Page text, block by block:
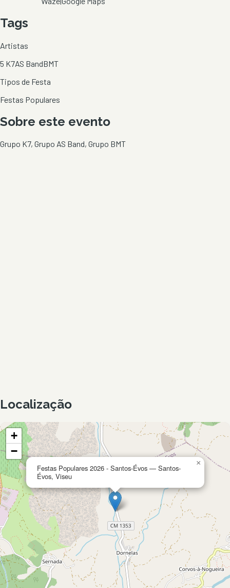
Tags
Artistas
5 K7AS BandBMT
Tipos de Festa
Festas Populares
Sobre este evento
Grupo K7, Grupo AS Band, Grupo BMT
Localização
Festas Populares 2026 - Santos-Évos — Santos-
Évos, Viseu
×
+
−